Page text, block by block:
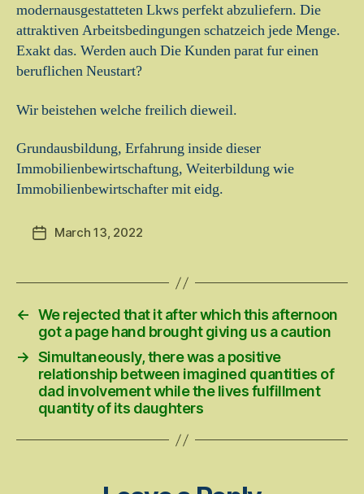
modernausgestatteten Lkws perfekt abzuliefern. Die
attraktiven Arbeitsbedingungen schatzeich jede Menge.
Exakt das. Werden auch Die Kunden parat fur einen
beruflichen Neustart?
Wir beistehen welche freilich dieweil.
Grundausbildung, Erfahrung inside dieser
Immobilienbewirtschaftung, Weiterbildung wie
Immobilienbewirtschafter mit eidg.
PostMarch 13, 2022
← We rejected that it after which this afternoon
got a page hand brought giving us a caution
→ Simultaneously, there was a positive
relationship between imagined quantities of
dad involvement while the lives fulfillment
quantity of its daughters